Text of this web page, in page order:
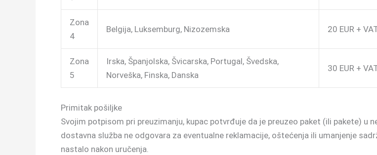
Zona
4
Belgija, Luksemburg, Nizozemska 20 EUR +
Zona
5
Irska, Španjolska, Švicarska, Portugal, Švedska,
Norveška, Finska, Danska
30 EUR +
Primitak pošiljke
Svojim potpisom pri preuzimanju, kupac potvrđuje da je preuzeo paket (ili pakete) u
dostavna služba ne odgovara za eventualne reklamacije, oštećenja ili umanjenje
nastalo nakon uručenja.